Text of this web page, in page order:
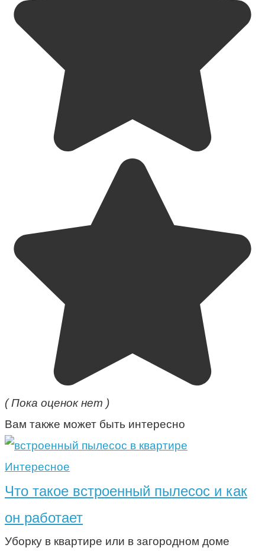
( Пока оценок нет )
Вам также может быть интересно
Интересное
Что такое встроенный пылесос и как
он работает
Уборку в квартире или в загородном доме